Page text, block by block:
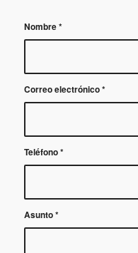
Nombre*
Correo electrónico*
Teléfono*
Asunto*